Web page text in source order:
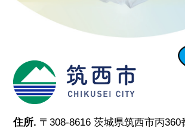
住所. 〒308-8616 茨城県筑西市丙360